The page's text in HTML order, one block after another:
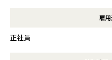
雇
正社員